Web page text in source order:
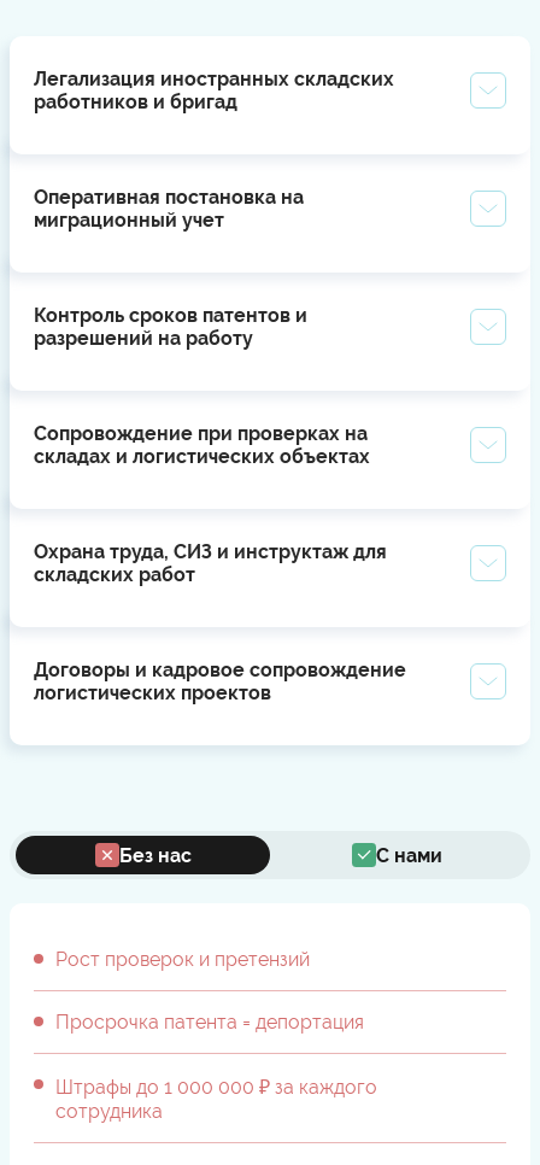
Легализация иностранных складских
работников и бригад
Оперативная постановка на
миграционный учет
Контроль сроков патентов и
разрешений на работу
Сопровождение при проверках на
складах и логистических объектах
Охрана труда, СИЗ и инструктаж для
складских работ
Договоры и кадровое сопровождение
логистических проектов
Без нас С нами
Рост проверок и претензий
Просрочка патента = депортация
Штрафы до 1 000 000 ₽ за каждого
сотрудника